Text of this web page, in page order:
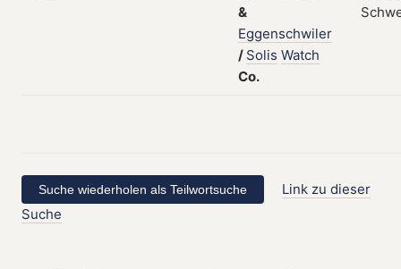
&
Eggenschwiler
/ Solis Watch
Co.
Link zu dieser
Suche